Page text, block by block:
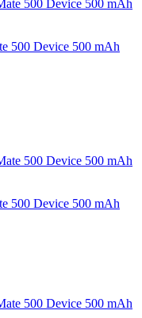
500 Device 500 mAh
500 Device 500 mAh